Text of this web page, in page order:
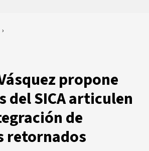
propone
del SICA articulen
de
retornados